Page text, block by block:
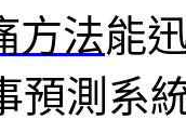
方法能
預測系